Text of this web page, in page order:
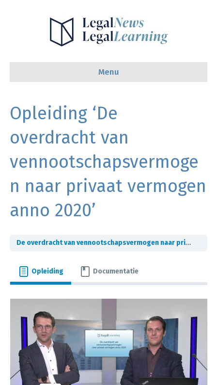
Menu
Opleiding ‘De
overdracht van
vennootschapsvermoge
n naar privaat vermogen
anno 2020’
De overdracht van vennootschapsvermogen naar privaat vermogen anno 2020
Opleiding Documentatie